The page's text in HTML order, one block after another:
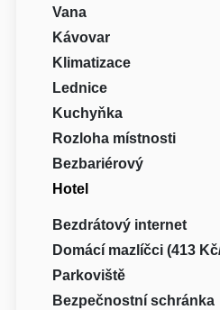
Vana
Kávovar
Klimatizace
Lednice
Kuchyňka
Rozloha místnosti
Bezbariérový
Hotel
Bezdrátový internet
Domácí mazlíčci (413
Parkoviště
Bezpečnostní schránka